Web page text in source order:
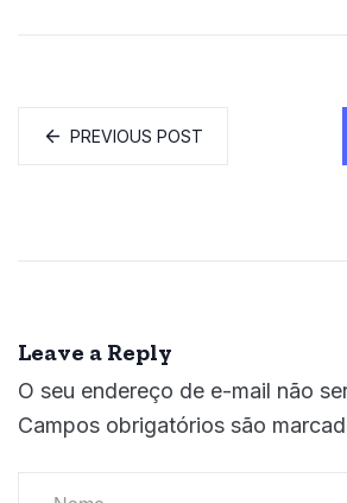
PREVIOUS POST
Leave a Reply
O seu endereço de e-mail não
Campos obrigatórios são